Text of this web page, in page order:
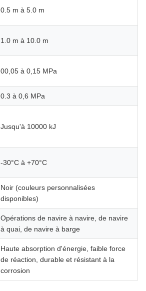
0.5 m à 5.0 m
1.0 m à 10.0 m
00,05 à 0,15 MPa
0.3 à 0,6 MPa
Jusqu'à 10000 kJ
-30°C à +70°C
Noir (couleurs personnalisées
disponibles)
Opérations de navire à navire, de navire
à quai, de navire à barge
Haute absorption d'énergie, faible force
de réaction, durable et résistant à la
corrosion